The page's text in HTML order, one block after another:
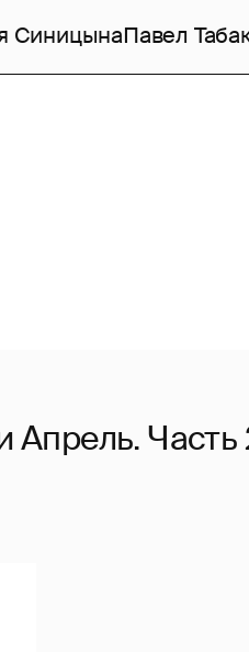
СиницынаПавел
Апрель. Часть